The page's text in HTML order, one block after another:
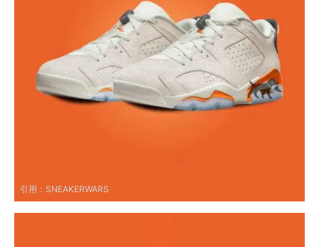
引用： SNEAKERWARS